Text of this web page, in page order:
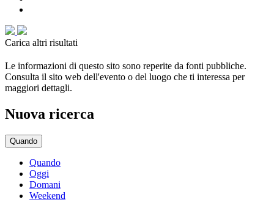
Carica altri risultati
Le informazioni di questo sito sono reperite da fonti pubbliche.
Consulta il sito web dell'evento o del luogo che ti interessa per
maggiori dettagli.
Nuova ricerca
Quando
Quando
Oggi
Domani
Weekend